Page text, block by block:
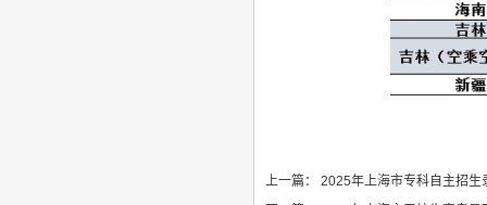
上一篇：
2025年上海市专科自主招生